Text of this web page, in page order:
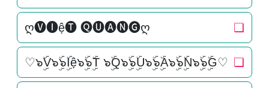
ღ🅥🅘ệ🅣 🅠🅤🅐🅝🅖ღ ❏
♡๖ۣۜV๖ۣۜ๖ۣۜIệ๖ۣۜ๖ۣۜT ๖ۣۜQ๖ۣۜ๖ۣۜU๖ۣۜ๖ۣۜA๖ۣۜ๖ۣۜN๖ۣۜ๖ۣۜG♡ ❏